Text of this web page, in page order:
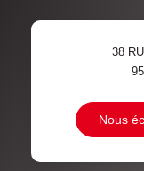
38
Nous